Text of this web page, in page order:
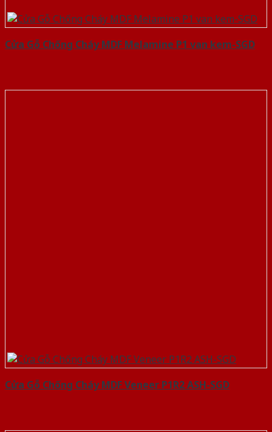
Cửa Gỗ Chống Cháy MDF Melamine P1 van kem-SGD
Cửa Gỗ Chống Cháy MDF Veneer P1R2 ASH-SGD